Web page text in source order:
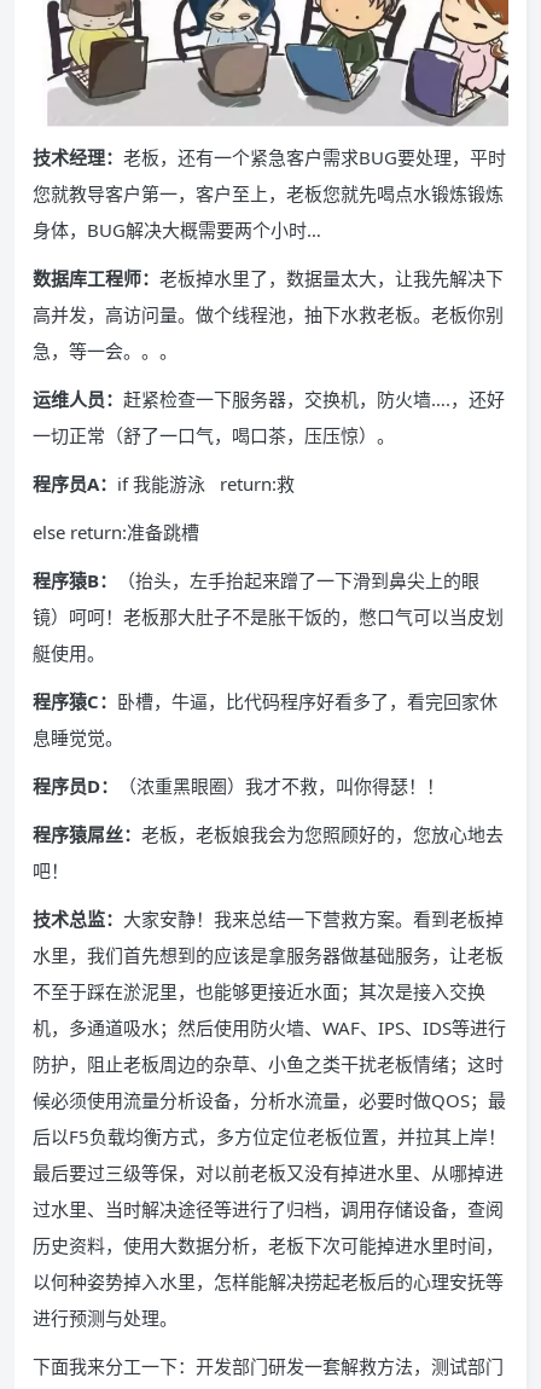
技术经理： 老板，还有一个紧急客户需求BUG要处理，平时
您就教导客户第一，客户至上，老板您就先喝点水锻炼锻炼
身体，BUG解决大概需要两个小时…
数据库工程师： 老板掉水里了，数据量太大，让我先解决下
高并发，高访问量。做个线程池，抽下水救老板。老板你别
急，等一会。。。
运维人员： 赶紧检查一下服务器，交换机，防火墙….，还好
一切正常（舒了一口气，喝口茶，压压惊）。
程序员A： if 我能游泳 return:救
else return:准备跳槽
程序猿B：
（抬头，左手抬起来蹭了一下滑到鼻尖上的眼
镜）呵呵！老板那大肚子不是胀干饭的，憋口气可以当皮划
艇使用。
程序猿C： 卧槽，牛逼，比代码程序好看多了，看完回家休
息睡觉觉。
程序员D：
（浓重黑眼圈）我才不救，叫你得瑟！！
程序猿屌丝： 老板，老板娘我会为您照顾好的，您放心地去
吧！
技术总监： 大家安静！我来总结一下营救方案。看到老板掉
水里，我们首先想到的应该是拿服务器做基础服务，让老板
不至于踩在淤泥里，也能够更接近水面；其次是接入交换
机，多通道吸水；然后使用防火墙、WAF、IPS、IDS等进行
防护，阻止老板周边的杂草、小鱼之类干扰老板情绪；这时
候必须使用流量分析设备，分析水流量，必要时做QOS；最
后以F5负载均衡方式，多方位定位老板位置，并拉其上岸！
最后要过三级等保，对以前老板又没有掉进水里、从哪掉进
过水里、当时解决途径等进行了归档，调用存储设备，查阅
历史资料，使用大数据分析，老板下次可能掉进水里时间，
以何种姿势掉入水里，怎样能解决捞起老板后的心理安抚等
进行预测与处理。
下面我来分工一下：开发部门研发一套解救方法，测试部门